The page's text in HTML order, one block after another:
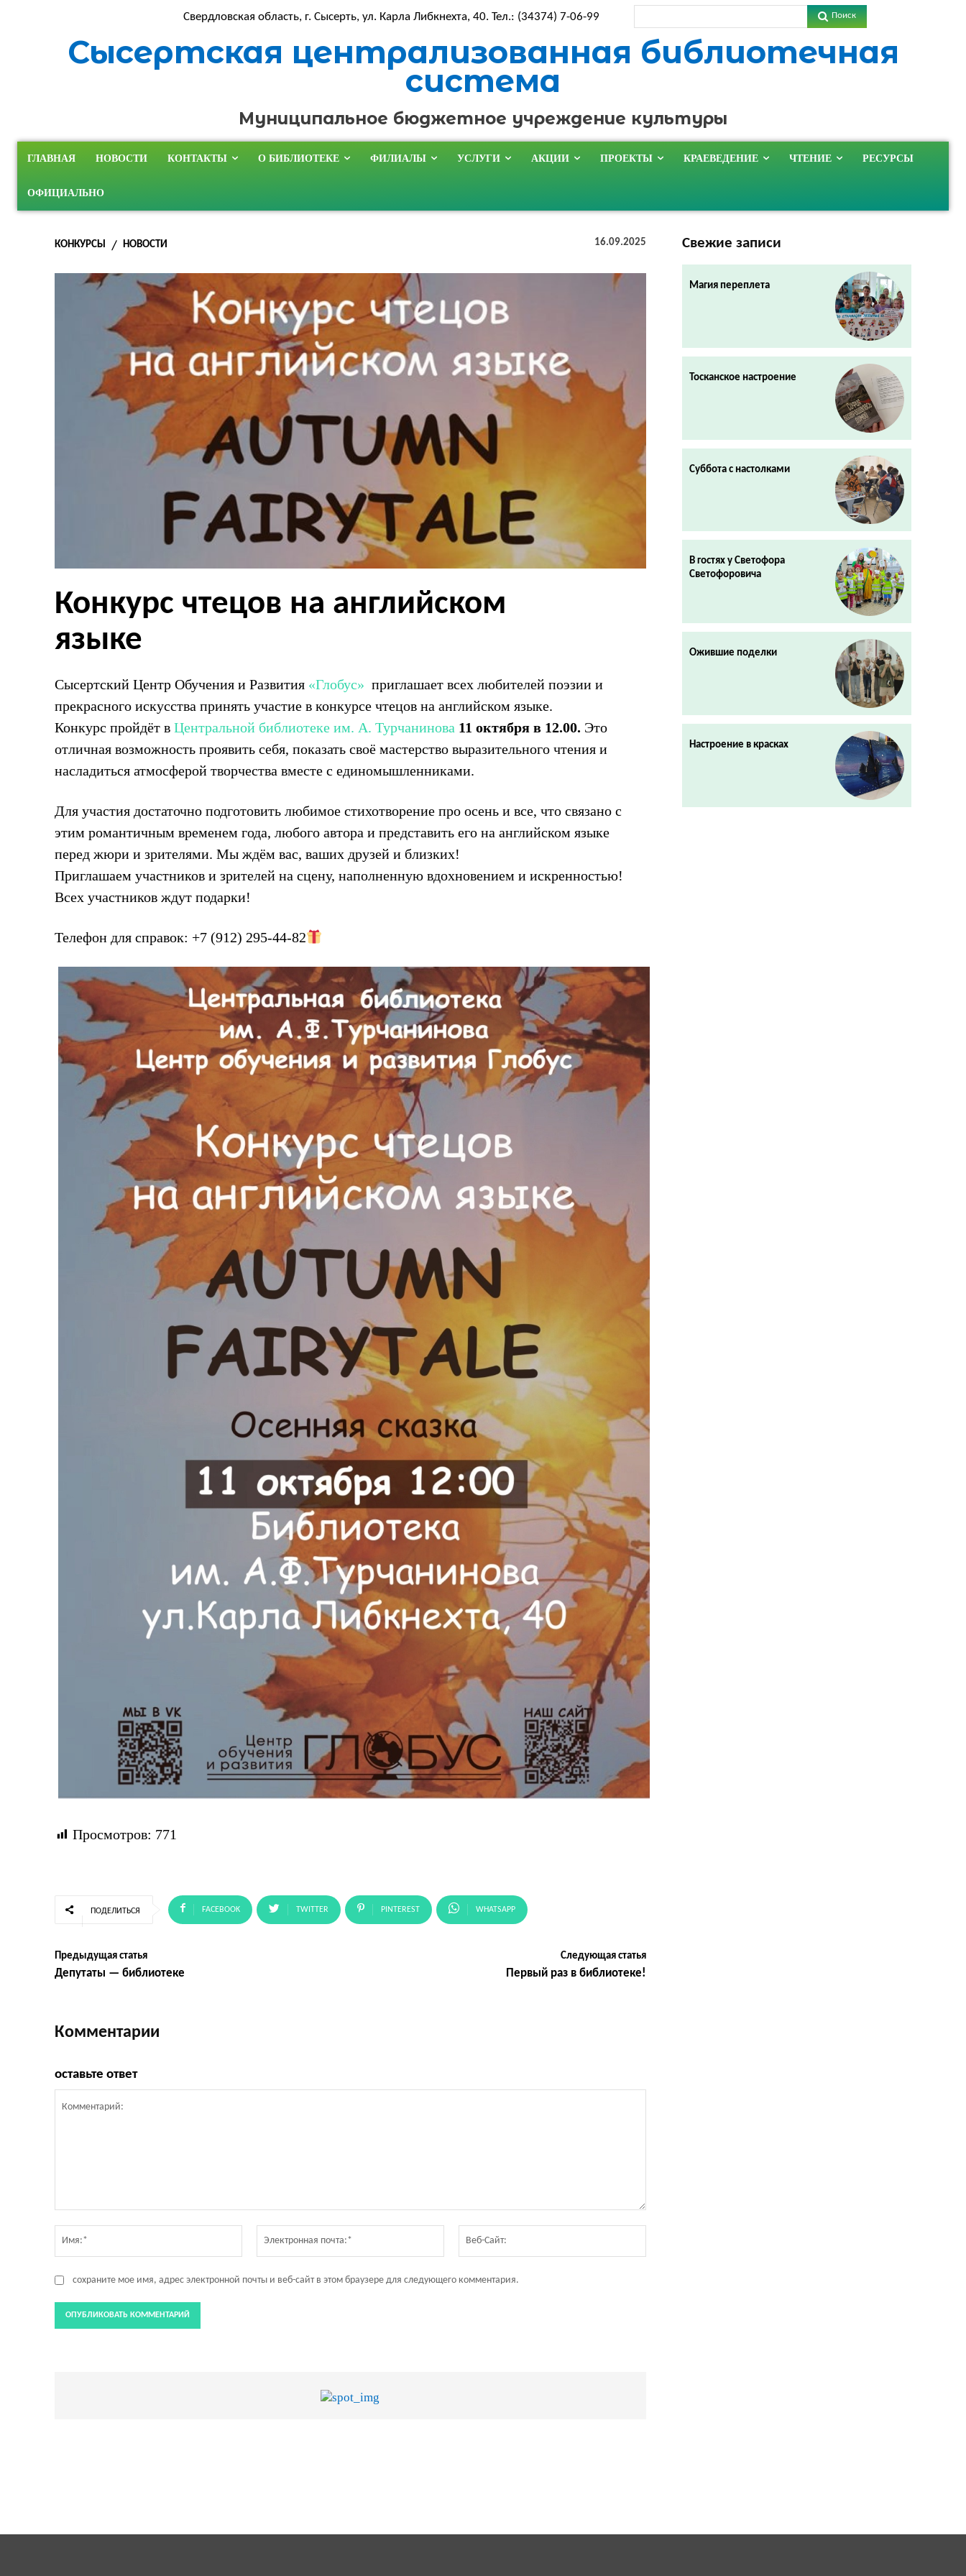
Свердловская область, г. Сысерть, ул. Карла Либкнехта, 40. Тел.: (34374) 7-06-99 Поиск
Сысертская централизованная библиотечная
система
Муниципальное бюджетное учреждение культуры
ГЛАВНАЯ НОВОСТИ КОНТАКТЫ О БИБЛИОТЕКЕ ФИЛИАЛЫ УСЛУГИ АКЦИИ ПРОЕКТЫ КРАЕВЕДЕНИЕ ЧТЕНИЕ РЕСУРСЫ
ОФИЦИАЛЬНО
КОНКУРСЫ НОВОСТИ 16.09.2025
Конкурс чтецов на английском
языке
Сысертский Центр Обучения и Развития «Глобус» приглашает всех любителей поэзии и
прекрасного искусства принять участие в конкурсе чтецов на английском языке.
Конкурс пройдёт в Центральной библиотеке им. А. Турчанинова 11 октября в 12.00. Это
отличная возможность проявить себя, показать своё мастерство выразительного чтения и
насладиться атмосферой творчества вместе с единомышленниками.
Для участия достаточно подготовить любимое стихотворение про осень и все, что связано с
этим романтичным временем года, любого автора и представить его на английском языке
перед жюри и зрителями. Мы ждём вас, ваших друзей и близких!
Приглашаем участников и зрителей на сцену, наполненную вдохновением и искренностью!
Всех участников ждут подарки!
Телефон для справок: +7 (912) 295-44-82
Просмотров: 771
ПОДЕЛИТЬСЯ FACEBOOK TWITTER PINTEREST WHATSAPP
Предыдущая статья
Депутаты — библиотеке
Следующая статья
Первый раз в библиотеке!
Комментарии
оставьте ответ
почта:*
сохраните мое имя, адрес электронной почты и веб-сайт в этом браузере для следующего комментария.
Свежие записи
Магия переплета
Тосканское настроение
Суббота с настолками
В гостях у Светофора
Светофоровича
Ожившие поделки
Настроение в красках